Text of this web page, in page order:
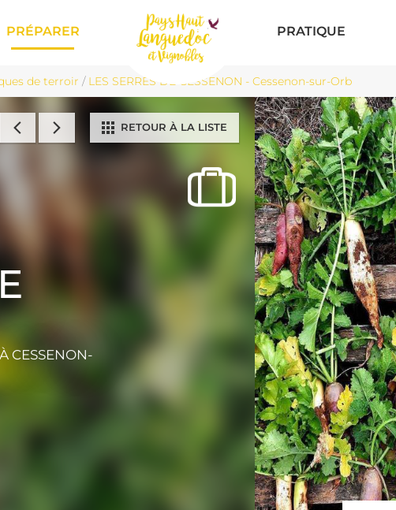
PRÉPARER PRATIQUE
de terroir / LES SERRES DE CESSENON - Cessenon-sur-Orb
RETOUR À LA LISTE
À CESSENON-